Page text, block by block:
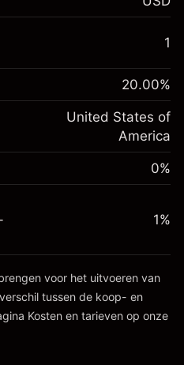
%
~$5,000.00
-0.000654
%
(-$0.03)
~$5,000.00
1
20.00%
United States of
America
0%
1%
voor het uitvoeren van
tussen de koop- en
Kosten en tarieven op onze